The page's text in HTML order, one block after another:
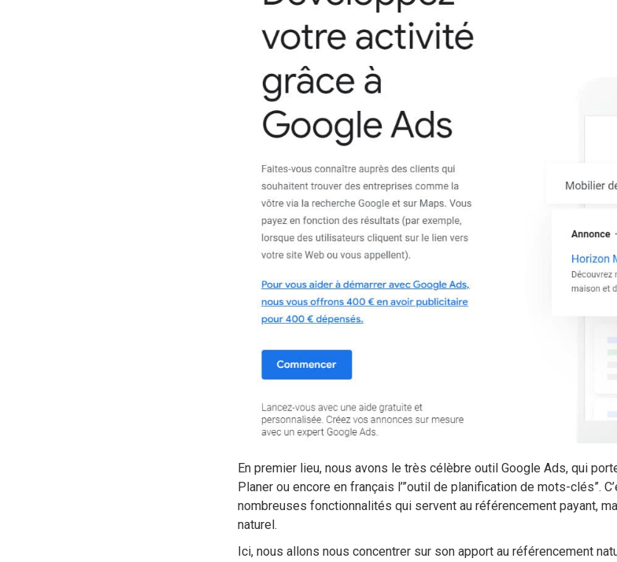
En premier lieu, nous avons le très célèbre outil Google Ads, qui
Planer ou encore en français l’”outil de planification de mots-clés”.
nombreuses fonctionnalités qui servent au référencement payant,
naturel.
Ici, nous allons nous concentrer sur son apport au référencement